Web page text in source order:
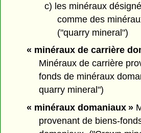
c) les minéraux
comme des
("quarry mineral")
« minéraux de carrière
Minéraux de carrière
fonds de minéraux
quarry mineral")
« minéraux domaniaux »
provenant de biens-